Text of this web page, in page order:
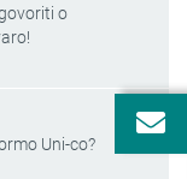
o
Uni-co?